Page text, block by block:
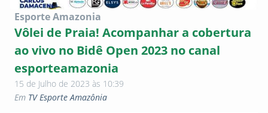
Esporte Amazonia
Vôlei de Praia! Acompanhar a cobertura
ao vivo no Bidê Open 2023 no canal
esporteamazonia
15 de Julho de 2023 às 10:39
Em TV Esporte Amazônia